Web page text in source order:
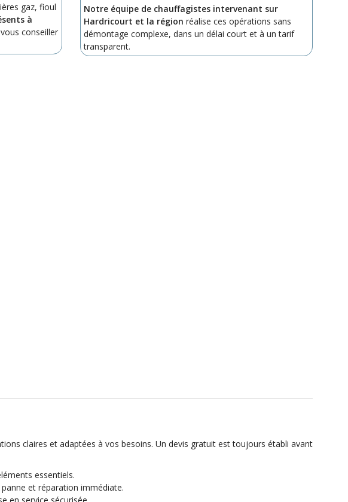
gaz, fioul
à
conseiller
Notre équipe de chauffagistes intervenant sur
Hardricourt et la région réalise ces opérations sans
démontage complexe, dans un délai court et à un tarif
transparent.
claires et adaptées à vos besoins. Un devis gratuit est toujours établi avant
essentiels.
et réparation immédiate.